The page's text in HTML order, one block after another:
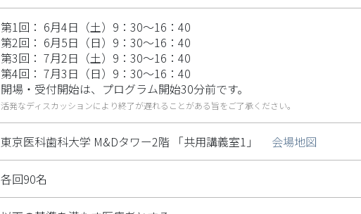
第1回： 6月4日（土）9：30～16：40
第2回： 6月5日（日）9：30～16：40
第3回： 7月2日（土）9：30～16：40
第4回： 7月3日（日）9：30～16：40
開場・受付開始は、プログラム開始30分前です。
活発なディスカッションにより終了が遅れることがある旨をご了承ください。
東京医科歯科大学 M&Dタワー2階 「共用講義室1」 会場地図
各回90名